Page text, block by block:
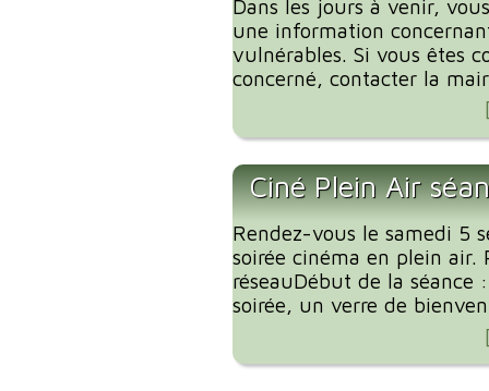
Dans les jours à venir,
une information
vulnérables. Si vous êtes
concerné, contacter la
Ciné Plein Air
Rendez-vous le samedi 5
soirée cinéma en plein
réseauDébut de la
soirée, un verre de